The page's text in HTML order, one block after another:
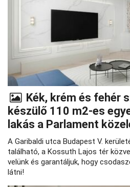
Kék, krém és fehér
készülő 110 m2-es
lakás a Parlament
A Garibaldi utca Budapest V.
található, a Kossuth Lajos tér
velünk és garantáljuk, hogy
látni!